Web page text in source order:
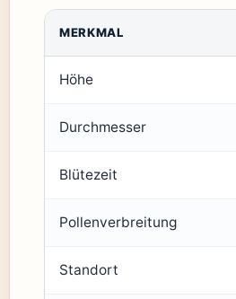
MERKMAL
Höhe
Durchmesser
Blütezeit
Pollenverbreitung
Standort